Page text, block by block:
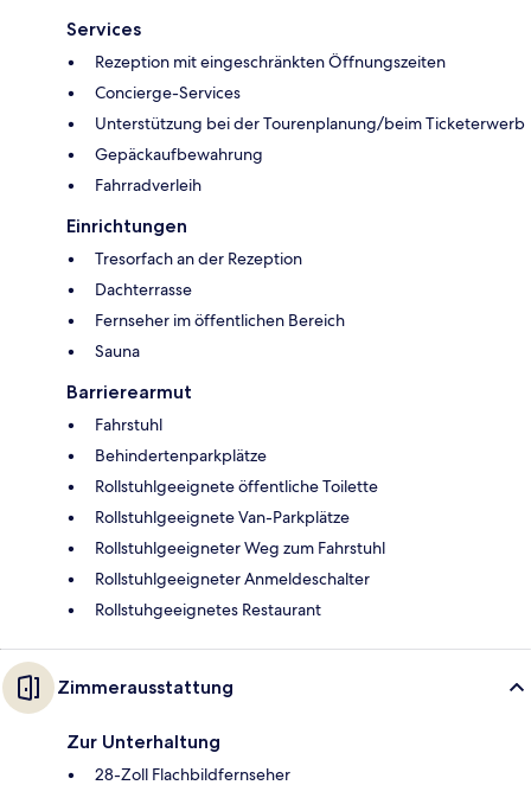
Services
Rezeption mit eingeschränkten Öffnungszeiten
Concierge-Services
Unterstützung bei der Tourenplanung/beim Ticketerwerb
Gepäckaufbewahrung
Fahrradverleih
Einrichtungen
Tresorfach an der Rezeption
Dachterrasse
Fernseher im öffentlichen Bereich
Sauna
Barrierearmut
Fahrstuhl
Behindertenparkplätze
Rollstuhlgeeignete öffentliche Toilette
Rollstuhlgeeignete Van-Parkplätze
Rollstuhlgeeigneter Weg zum Fahrstuhl
Rollstuhlgeeigneter Anmeldeschalter
Rollstuhgeeignetes Restaurant
Zimmerausstattung
Zur Unterhaltung
28-Zoll Flachbildfernseher